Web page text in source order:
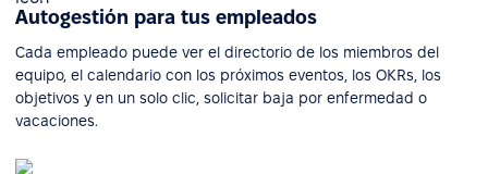
Autogestión para tus empleados
Cada empleado puede ver el directorio de los miembros del
equipo, el calendario con los próximos eventos, los OKRs, los
objetivos y en un solo clic, solicitar baja por enfermedad o
vacaciones.